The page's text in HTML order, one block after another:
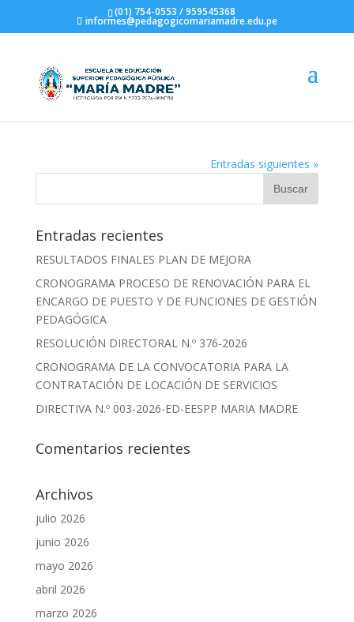
(01) 754-0553 / 959545368
informes@pedagogicomariamadre.edu.pe
Entradas siguientes »
Entradas recientes
RESULTADOS FINALES PLAN DE MEJORA
CRONOGRAMA PROCESO DE RENOVACIÓN PARA EL
ENCARGO DE PUESTO Y DE FUNCIONES DE GESTIÓN
PEDAGÓGICA
RESOLUCIÓN DIRECTORAL N.º 376-2026
CRONOGRAMA DE LA CONVOCATORIA PARA LA
CONTRATACIÓN DE LOCACIÓN DE SERVICIOS
DIRECTIVA N.º 003-2026-ED-EESPP MARIA MADRE
Comentarios recientes
Archivos
julio 2026
junio 2026
mayo 2026
abril 2026
marzo 2026